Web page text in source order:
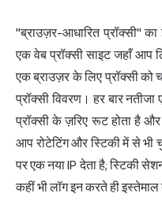
"ब्राउज़र-आधारित प्रॉक्सी"
एक वेब प्रॉक्सी साइट जहाँ
एक ब्राउज़र के लिए प्रॉक्सी को
प्रॉक्सी विवरण। हर बार
प्रॉक्सी के ज़रिए रूट होता है
आप रोटेटिंग और स्टिकी में से
पर एक नया IP देता है; स्टिकी
कहीं भी लॉग इन करते ही